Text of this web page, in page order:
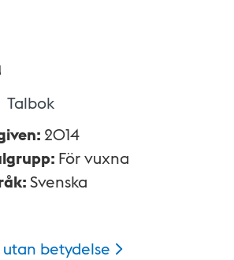
Talbok
: 2014
: För vuxna
:Svenska
betydelse